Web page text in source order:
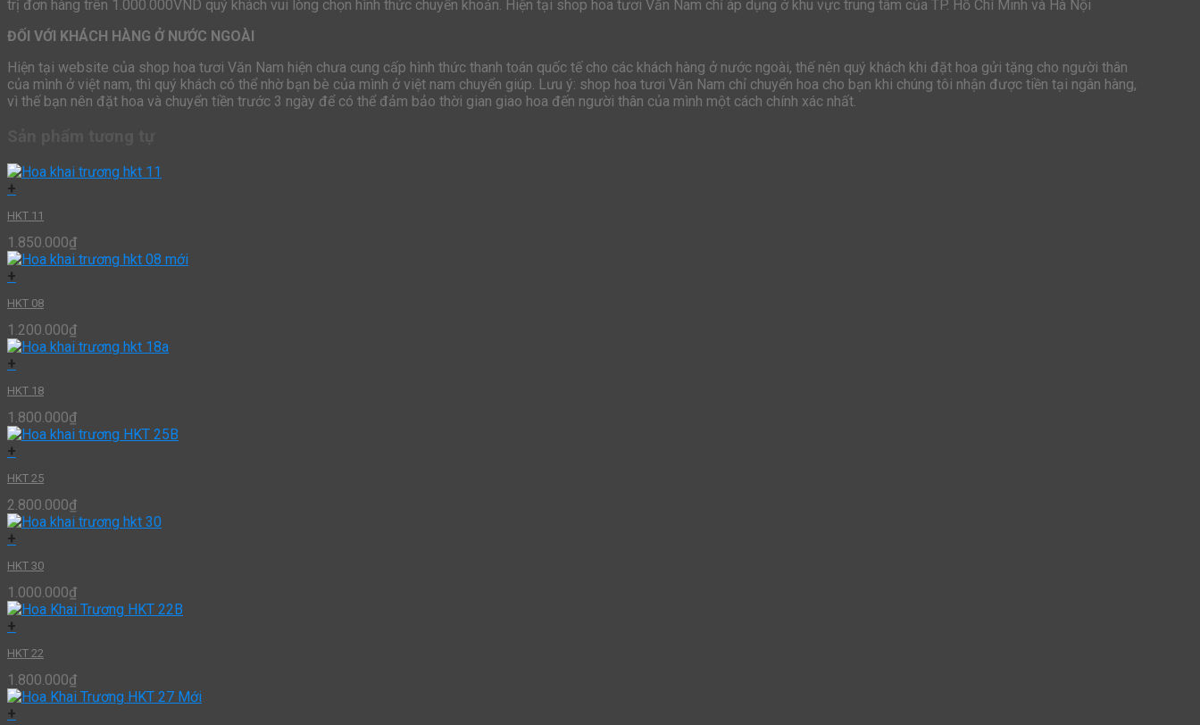
trị đơn hàng trên 1.000.000VND quý khách vui lòng chọn hình thức chuyển khoản. Hiện tại shop hoa tươi Văn Nam chỉ áp dụng ở khu vực trung tâm của TP. Hồ Chí Minh và Hà Nội
ĐỐI VỚI KHÁCH HÀNG Ở NƯỚC NGOÀI
Hiện tại website của shop hoa tươi Văn Nam hiện chưa cung cấp hình thức thanh toán quốc tế cho các khách hàng ở nước ngoài, thế nên quý khách khi đặt hoa gửi tặng cho người thân
của mình ở việt nam, thì quý khách có thể nhờ bạn bè của mình ở việt nam chuyển giúp. Lưu ý: shop hoa tươi Văn Nam chỉ chuyển hoa cho bạn khi chúng tôi nhận được tiền tại ngân hàng,
vì thế bạn nên đặt hoa và chuyển tiền trước 3 ngày để có thể đảm bảo thời gian giao hoa đến người thân của mình một cách chính xác nhất.
+
HKT 11
1.850.000₫
+
HKT 08
1.200.000₫
+
HKT 18
1.800.000₫
+
HKT 25
2.800.000₫
+
HKT 30
1.000.000₫
+
HKT 22
1.800.000₫
+